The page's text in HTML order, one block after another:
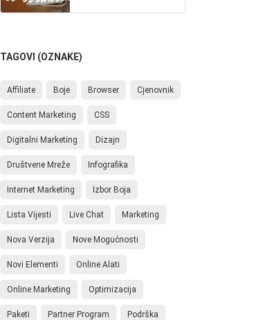
TAGOVI (OZNAKE)
Affiliate Boje Browser Cjenovnik
Content Marketing CSS
Digitalni Marketing Dizajn
Društvene Mreže Infografika
Internet Marketing Izbor Boja
Lista Vijesti Live Chat Marketing
Nova Verzija Nove Mogućnosti
Novi Elementi Online Alati
Online Marketing Optimizacija
Paketi Partner Program Podrška